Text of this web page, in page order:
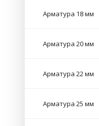
Арматура 18 мм
Арматура 20 мм
Арматура 22 мм
Арматура 25 мм